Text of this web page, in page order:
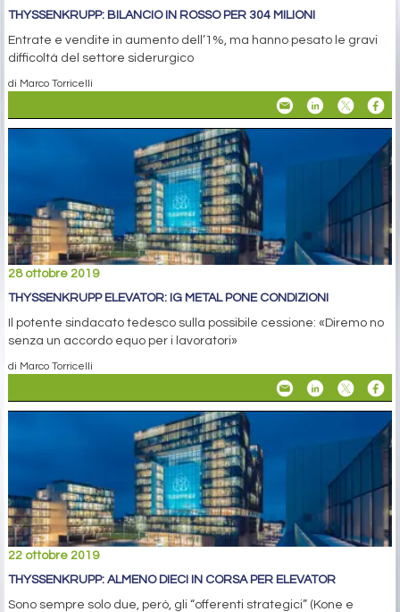
THYSSENKRUPP: BILANCIO IN ROSSO PER 304 MILIONI
Entrate e vendite in aumento dell’1%, ma hanno pesato le gravi
difficoltà del settore siderurgico
di Marco Torricelli
28 ottobre 2019
THYSSENKRUPP ELEVATOR: IG METAL PONE CONDIZIONI
Il potente sindacato tedesco sulla possibile cessione: «Diremo no
senza un accordo equo per i lavoratori»
di Marco Torricelli
22 ottobre 2019
THYSSENKRUPP: ALMENO DIECI IN CORSA PER ELEVATOR
Sono sempre solo due, però, gli “offerenti strategici” (Kone e